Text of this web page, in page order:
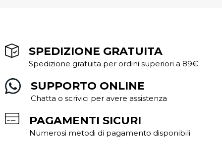
SPEDIZIONE GRATUITA
Spedizione gratuita per ordini superiori a 89€
SUPPORTO ONLINE
Chatta o scrivici per avere assistenza
PAGAMENTI SICURI
Numerosi metodi di pagamento disponibili